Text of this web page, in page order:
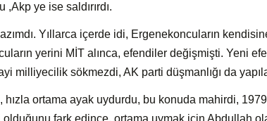
ye ise saldırırdı.
Yıllarca içerde idi, Ergenekoncuların
yerini MİT alınca, efendiler değişmişti. Yeni
milliyecilik sökmezdi, AK parti düşmanlığı da
ortama ayak uydurdu, bu konuda mahirdi,
fark edince, ortama uymak için Abdullah